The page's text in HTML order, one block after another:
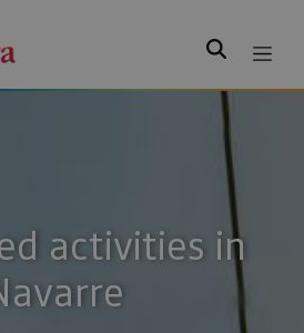
Search
activities in